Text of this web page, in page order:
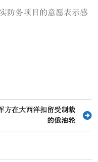
防务项目的意愿表示感
方在大西洋扣留受制裁
的俄油轮